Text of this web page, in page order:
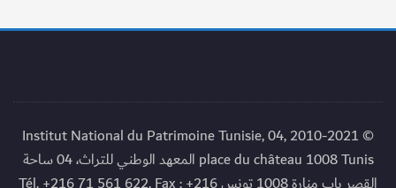
© 2010-2021 Institut National du Patrimoine Tunisie, 04,
place du château 1008 Tunis المعهد الوطني للتراث، 04 ساحة